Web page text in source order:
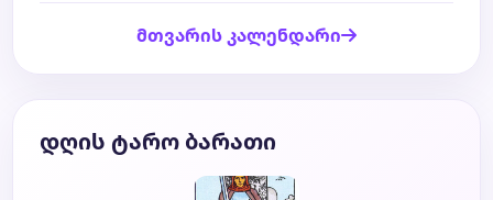
მთვარის კალენდარი
დღის ტარო ბარათი